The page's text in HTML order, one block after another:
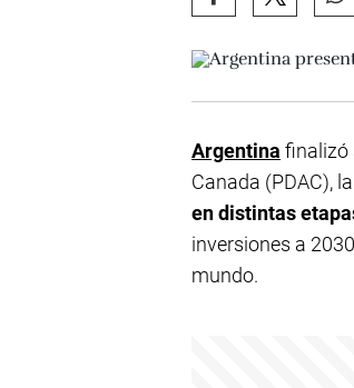
Argentina finalizó
Canada (PDAC),
en distintas
inversiones a
mundo.